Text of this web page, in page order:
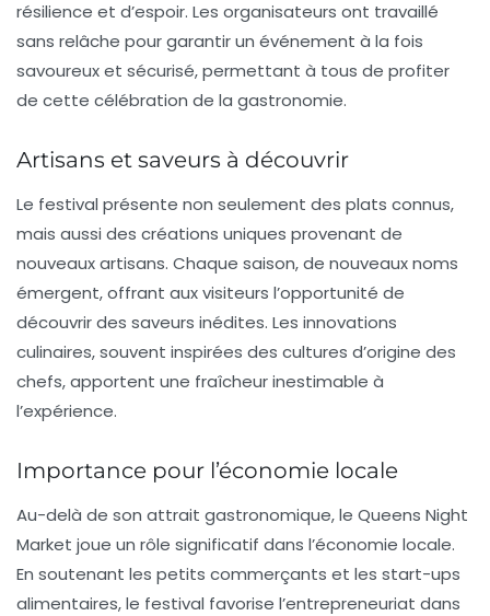
résilience et d’espoir. Les organisateurs ont travaillé
sans relâche pour garantir un événement à la fois
savoureux et sécurisé, permettant à tous de profiter
de cette célébration de la gastronomie.
Artisans et saveurs à découvrir
Le festival présente non seulement des plats connus,
mais aussi des créations uniques provenant de
nouveaux artisans. Chaque saison, de nouveaux noms
émergent, offrant aux visiteurs l’opportunité de
découvrir des saveurs inédites. Les innovations
culinaires, souvent inspirées des cultures d’origine des
chefs, apportent une fraîcheur inestimable à
l’expérience.
Importance pour l’économie locale
Au-delà de son attrait gastronomique, le Queens Night
Market joue un rôle significatif dans l’économie locale.
En soutenant les petits commerçants et les start-ups
alimentaires, le festival favorise l’entrepreneuriat dans